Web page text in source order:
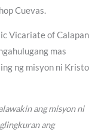
Cuevas.
Vicariate of Calapan
mas
ng misyon ni Kristo
ang misyon ni
ang